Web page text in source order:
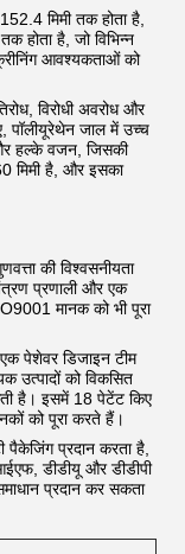
मिमी तक होता है,
होता है, जो विभिन्न
आवश्यकताओं को
विरोधी अवरोध और
पॉलीयूरेथेन जाल में उच्च
हल्के वजन, जिसकी
मिमी है, और इसका
की विश्वसनीयता
प्रणाली और एक
मानक को भी पूरा
पेशेवर डिजाइन टीम
उत्पादों को विकसित
है। इसमें 18 पेटेंट किए
को पूरा करते हैं।
प्रदान करता है,
डीडीयू और डीडीपी
प्रदान कर सकता